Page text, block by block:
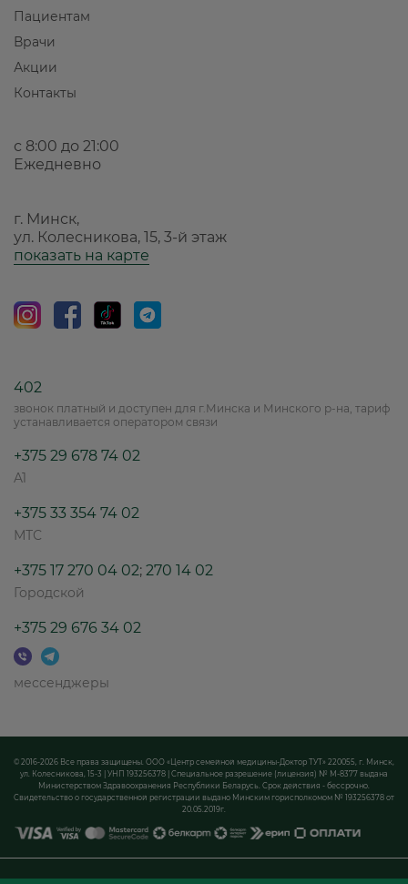
Пациентам
Врачи
Акции
Контакты
с 8:00 до 21:00
Ежедневно
г. Минск,
ул. Колесникова, 15, 3-й этаж
показать на карте
402
звонок платный и доступен для г.Минска и Минского р-на, тариф
устанавливается оператором связи
+375 29 678 74 02
A1
+375 33 354 74 02
МТС
+375 17 270 04 02; 270 14 02
Городской
+375 29 676 34 02
мессенджеры
© 2016-2026 Все права защищены. ООО «Центр семейной медицины-Доктор ТУТ» 220055, г. Минск,
ул. Колесникова, 15-3 | УНП 193256378 | Специальное разрешение (лицензия) № М-8377 выдана
Министерством Здравоохранения Республики Беларусь. Срок действия - бессрочно.
Свидетельство о государственной регистрации выдано Минским горисполкомом № 193256378 от
20.05.2019г.